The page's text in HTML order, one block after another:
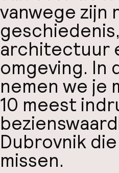
vanwege zijn
architectuur
omgeving. In
nemen we je
10 meest
Dubrovnik
missen.